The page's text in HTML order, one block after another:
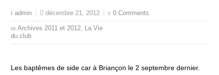
admin décembre 21, 2012 0 Comments
Archives 2011 et 2012, La Vie
du club
Les baptêmes de side car à Briançon le 2 septembre dernier.